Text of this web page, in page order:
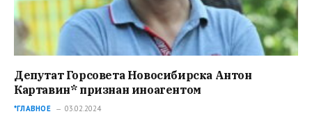
Депутат Горсовета Новосибирска Антон
Картавин* признан иноагентом
*ГЛАВНОЕ 03.02.2024